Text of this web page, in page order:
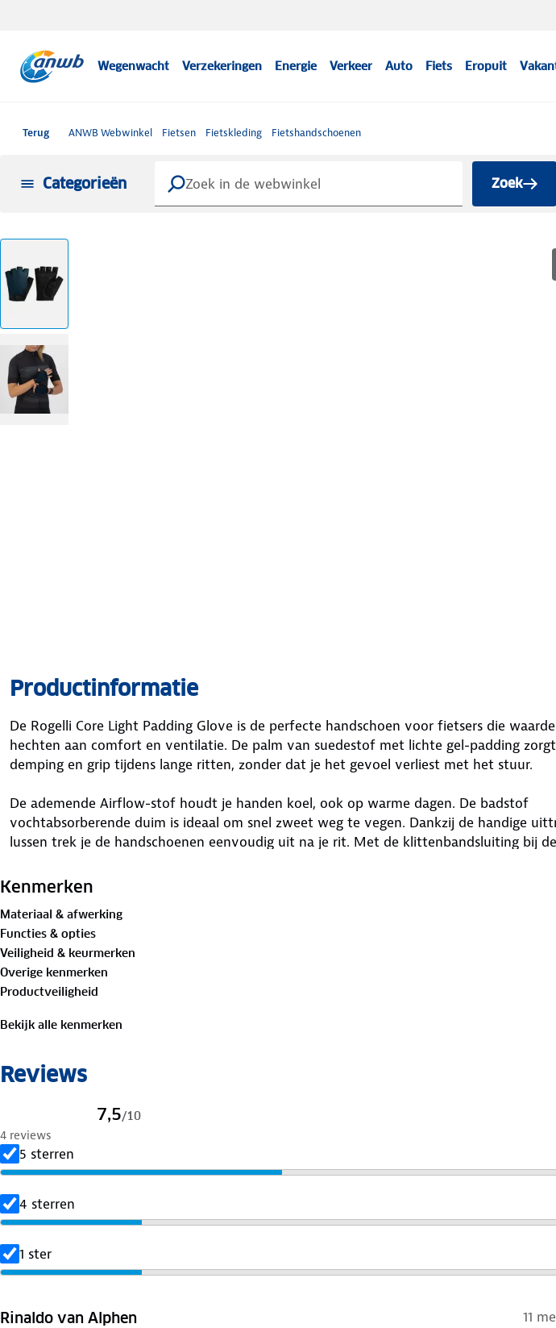
Wegenwacht Verzekeringen Energie Verkeer Auto Fiets Eropuit
Terug ANWB Webwinkel Fietsen Fietskleding Fietshandschoenen
Categorieën Zoek
Productinformatie
De Rogelli Core Light Padding Glove is de perfecte handschoen voor fietsers die waarde
hechten aan comfort en ventilatie. De palm van suedestof met lichte gel-padding
demping en grip tijdens lange ritten, zonder dat je het gevoel verliest met het stuur.
De ademende Airflow-stof houdt je handen koel, ook op warme dagen. De badstof
vochtabsorberende duim is ideaal om snel zweet weg te vegen. Dankzij de handige
lussen trek je de handschoenen eenvoudig uit na je rit. Met de klittenbandsluiting bij
gebruiksgemak, zodat je volop kunt genieten van elke fietstocht.
Kenmerken
Materiaal & afwerking
Functies & opties
Veiligheid & keurmerken
Overige kenmerken
Productveiligheid
Bekijk alle kenmerken
Reviews
7,5/10
4 reviews
5 sterren
4 sterren
1 ster
Rinaldo van Alphen 11